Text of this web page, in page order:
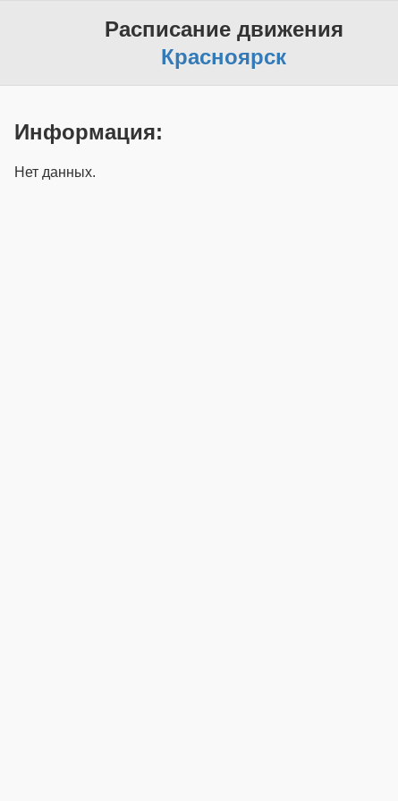
Расписание движения
Красноярск
Информация:
Нет данных.